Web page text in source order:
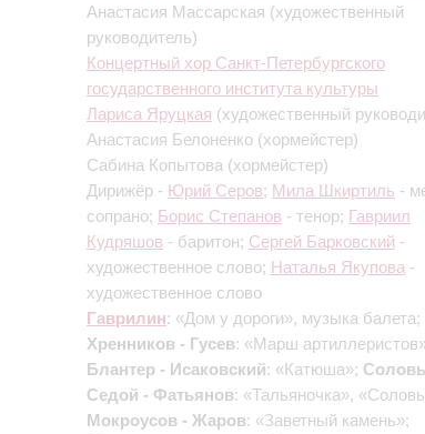
Анастасия Массарская (художественный
руководитель)
Концертный хор Санкт-Петербургского
государственного института культуры
Лариса Яруцкая (художественный
Анастасия Белоненко (хормейстер)
Сабина Копытова (хормейстер)
Дирижёр - Юрий Серов; Мила Шкиртиль -
сопрано; Борис Степанов - тенор; Гавриил
Кудряшов - баритон; Сергей Барковский -
художественное слово; Наталья Якупова -
художественное слово
Гаврилин: «Дом у дороги», музыка балета;
Хренников - Гусев: «Марш
Блантер - Исаковский: «Катюша»;
Седой - Фатьянов: «Тальяночка»,
Мокроусов - Жаров: «Заветный камень»;